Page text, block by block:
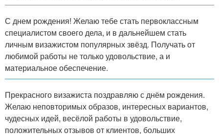
С днем рождения! Желаю тебе стать первоклассным
специалистом своего дела, и в дальнейшем стать
личным визажистом популярных звёзд. Получать от
любимой работы не только удовольствие, а и
материальное обеспечение.
Прекрасного визажиста поздравляю с днём рождения.
Желаю неповторимых образов, интересных вариантов,
чудесных идей, весёлой работы в удовольствие,
положительных отзывов от клиентов, больших